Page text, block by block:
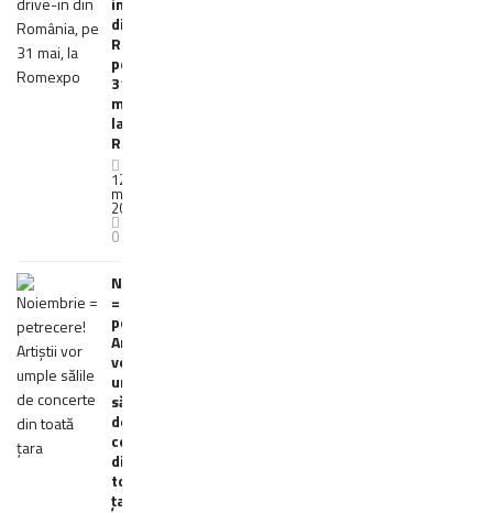
din
România,
pe
31
mai,
la
Romexpo
12
mai
2020
0
Noiembrie
=
petrecere!
Artiștii
vor
umple
sălile
de
concerte
din
toată
țara